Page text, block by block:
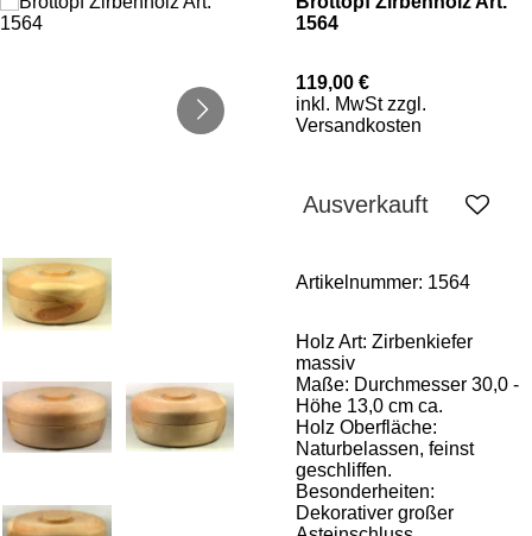
1564
119,00 €
inkl. MwSt zzgl.
Versandkosten
Ausverkauft
Artikelnummer: 1564
Holz Art: Zirbenkiefer
massiv
Maße: Durchmesser 30,0 -
Höhe 13,0 cm ca.
Holz Oberfläche:
Naturbelassen, feinst
geschliffen.
Besonderheiten:
Dekorativer großer